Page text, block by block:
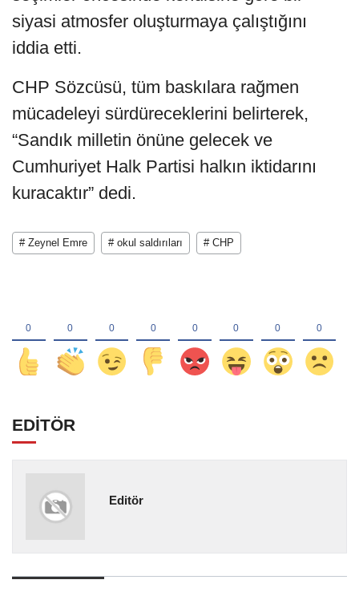
siyasi atmosfer oluşturmaya çalıştığını
iddia etti.
CHP Sözcüsü, tüm baskılara rağmen
mücadeleyi sürdüreceklerini belirterek,
“Sandık milletin önüne gelecek ve
Cumhuriyet Halk Partisi halkın iktidarını
kuracaktır” dedi.
# Zeynel Emre # okul saldırıları # CHP
EDİTÖR
Editör